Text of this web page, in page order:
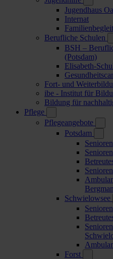
Jugendhaus
Internat
Berufliche Schulen
BSH –
(Potsdam)
Elisabeth-
Fort- und
ibe - Institut für
Bildung für
Pflege
Pflegeangebote
Potsdam
Schwielowsee
Forst